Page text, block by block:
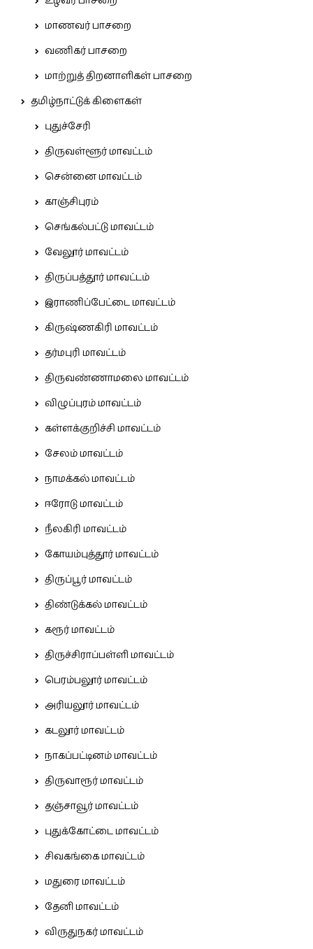
மாணவர் பாசறை
வணிகர் பாசறை
மாற்றுத் திறனாளிகள் பாசறை
தமிழ்நாட்டுக் கிளைகள்
புதுச்சேரி
திருவள்ளூர் மாவட்டம்
சென்னை மாவட்டம்
காஞ்சிபுரம்
செங்கல்பட்டு மாவட்டம்
வேலூர் மாவட்டம்
திருப்பத்தூர் மாவட்டம்
இராணிப்பேட்டை மாவட்டம்
கிருஷ்ணகிரி மாவட்டம்
தர்மபுரி மாவட்டம்
திருவண்ணாமலை மாவட்டம்
விழுப்புரம் மாவட்டம்
கள்ளக்குறிச்சி மாவட்டம்
சேலம் மாவட்டம்
நாமக்கல் மாவட்டம்
ஈரோடு மாவட்டம்
நீலகிரி மாவட்டம்
கோயம்புத்தூர் மாவட்டம்
திருப்பூர் மாவட்டம்
திண்டுக்கல் மாவட்டம்
கரூர் மாவட்டம்
திருச்சிராப்பள்ளி மாவட்டம்
பெரம்பலூர் மாவட்டம்
அரியலூர் மாவட்டம்
கடலூர் மாவட்டம்
நாகப்பட்டினம் மாவட்டம்
திருவாரூர் மாவட்டம்
தஞ்சாவூர் மாவட்டம்
புதுக்கோட்டை மாவட்டம்
சிவகங்கை மாவட்டம்
மதுரை மாவட்டம்
தேனி மாவட்டம்
விருதுநகர் மாவட்டம்